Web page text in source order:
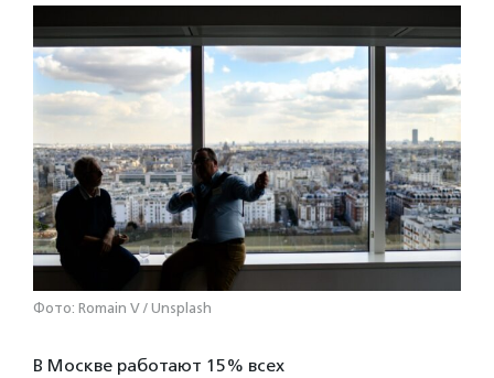
Фото: Romain V / Unsplash
В Москве работают 15% всех